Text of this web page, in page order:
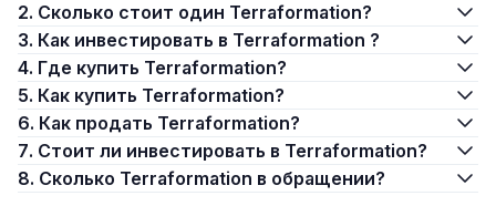
2. Сколько стоит один Terraformation?
3. Как инвестировать в Terraformation ?
4. Где купить Terraformation?
5. Как купить Terraformation?
6. Как продать Terraformation?
7. Стоит ли инвестировать в Terraformation?
8. Сколько Terraformation в обращении?